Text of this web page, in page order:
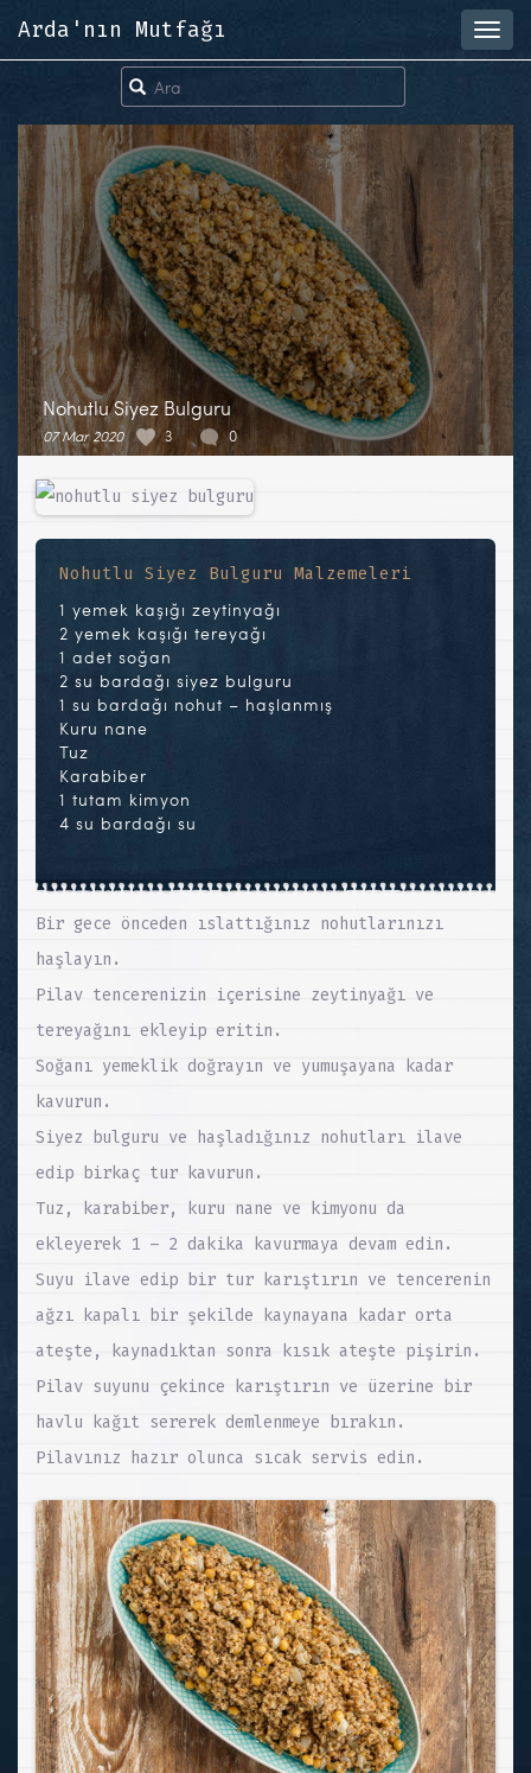
Arda'nın Mutfağı
Nohutlu Siyez Bulguru
07 Mar 2020 3 0
Nohutlu Siyez Bulguru Malzemeleri
1 yemek kaşığı zeytinyağı
2 yemek kaşığı tereyağı
1 adet soğan
2 su bardağı siyez bulguru
1 su bardağı nohut – haşlanmış
Kuru nane
Tuz
Karabiber
1 tutam kimyon
4 su bardağı su
Bir gece önceden ıslattığınız nohutlarınızı
haşlayın.
Pilav tencerenizin içerisine zeytinyağı ve
tereyağını ekleyip eritin.
Soğanı yemeklik doğrayın ve yumuşayana kadar
kavurun.
Siyez bulguru ve haşladığınız nohutları ilave
edip birkaç tur kavurun.
Tuz, karabiber, kuru nane ve kimyonu da
ekleyerek 1 – 2 dakika kavurmaya devam edin.
Suyu ilave edip bir tur karıştırın ve tencerenin
ağzı kapalı bir şekilde kaynayana kadar orta
ateşte, kaynadıktan sonra kısık ateşte pişirin.
Pilav suyunu çekince karıştırın ve üzerine bir
havlu kağıt sererek demlenmeye bırakın.
Pilavınız hazır olunca sıcak servis edin.